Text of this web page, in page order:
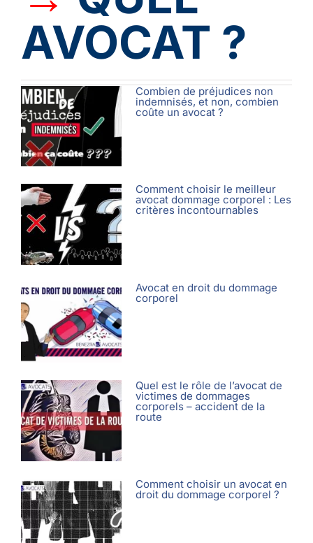
AVOCAT ?
Combien de préjudices non
indemnisés, et non, combien
coûte un avocat ?
Comment choisir le meilleur
avocat dommage corporel : Les
critères incontournables
Avocat en droit du dommage
corporel
Quel est le rôle de l’avocat de
victimes de dommages
corporels – accident de la
route
Comment choisir un avocat en
droit du dommage corporel ?